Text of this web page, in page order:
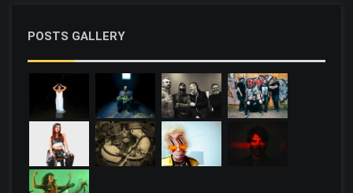
POSTS GALLERY